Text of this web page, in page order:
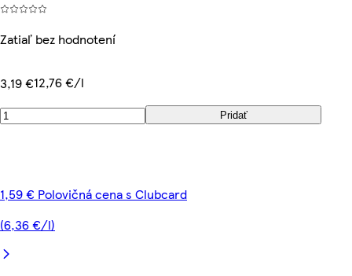
Zatiaľ bez hodnotení
3,19 €12,76 €/l
Pridať
1,59 € Polovičná cena s Clubcard
(6,36 €/l)